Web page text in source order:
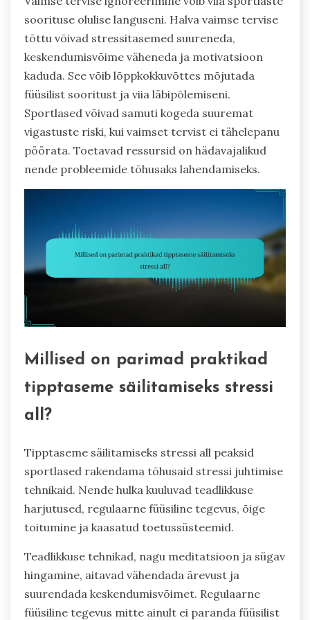
soorituse olulise languseni. Halva vaimse tervise
tõttu võivad stressitasemed suureneda,
keskendumisvõime väheneda ja motivatsioon
kaduda. See võib lõppkokkuvõttes mõjutada
füüsilist sooritust ja viia läbipõlemiseni.
Sportlased võivad samuti kogeda suuremat
vigastuste riski, kui vaimset tervist ei tähelepanu
pöörata. Toetavad ressursid on hädavajalikud
nende probleemide tõhusaks lahendamiseks.
Millised on parimad praktikad
tipptaseme säilitamiseks stressi
all?
Tipptaseme säilitamiseks stressi all peaksid
sportlased rakendama tõhusaid stressi juhtimise
tehnikaid. Nende hulka kuuluvad teadlikkuse
harjutused, regulaarne füüsiline tegevus, õige
toitumine ja kaasatud toetussüsteemid.
Teadlikkuse tehnikad, nagu meditatsioon ja sügav
hingamine, aitavad vähendada ärevust ja
suurendada keskendumisvõimet. Regulaarne
füüsiline tegevus mitte ainult ei paranda füüsilist